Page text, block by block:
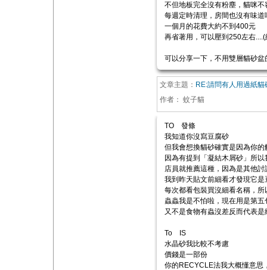
不但地板完全沒有粉塵，貓咪不
每週定時清理，房間也沒有味道
一個月的花費大約不到400元
再省著用，可以壓到250左右
可以分享一下，不用雙層貓砂盆
文章主題： RE:請問有人用過紙貓
作者： 蚊子貓
TO 發條
我知道你沒寫豆腐砂
但我會想換貓砂確實是因為你的
因為有提到「凝結木屑砂」所
店員就推薦這種，因為是其他
我到昨天貼文前細看才發現它是
每次都看包裝買沒細看名稱，
蟲蟲我是不怕啦，現在用是第
又不是食物有蟲沒差反而代表是
To IS
水晶砂我比較不考慮
價錢是一部份
你的RECYCLE法我大概懂意思